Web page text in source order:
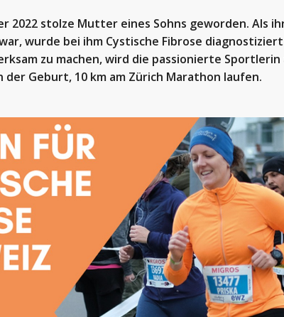
2022 stolze Mutter eines Sohns geworden. Als
wurde bei ihm Cystische Fibrose
zu machen, wird die passionierte Sportlerin
der Geburt, 10 km am Zürich Marathon laufen.